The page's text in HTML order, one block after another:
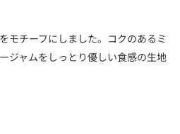
モチーフにしました。コクのあるミ
ジャムをしっとり優しい食感の生地